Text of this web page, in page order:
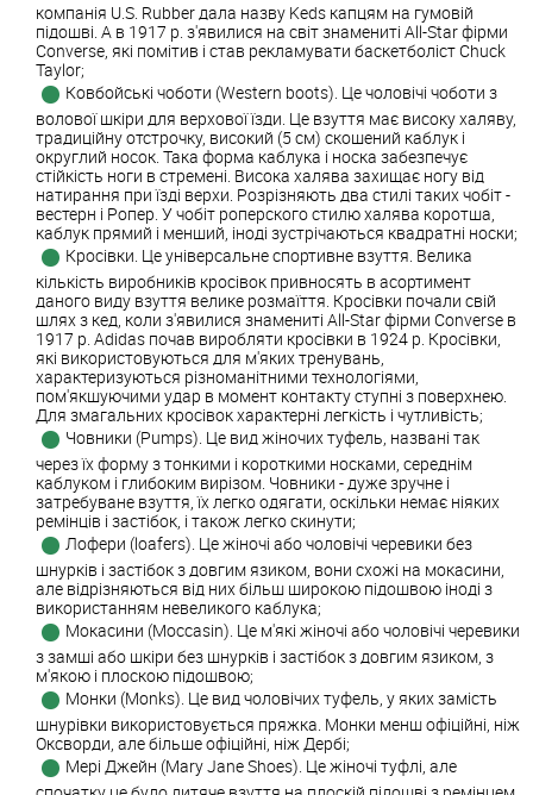
компанія U.S. Rubber дала назву Keds капцям на гумовій
підошві. А в 1917 р. з'явилися на світ знамениті All-Star фірми
Converse, які помітив і став рекламувати баскетболіст Chuck
Taylor;
Ковбойські чоботи (Western boots). Це чоловічі чоботи з
волової шкіри для верхової їзди. Це взуття має високу халяву,
традиційну отстрочку, високий (5 см) скошений каблук і
округлий носок. Така форма каблука і носка забезпечує
стійкість ноги в стремені. Висока халява захищає ногу від
натирання при їзді верхи. Розрізняють два стилі таких чобіт -
вестерн і Ропер. У чобіт роперского стилю халява коротша,
каблук прямий і менший, іноді зустрічаються квадратні носки;
Кросівки. Це універсальне спортивне взуття. Велика
кількість виробників кросівок привносять в асортимент
даного виду взуття велике розмаїття. Кросівки почали свій
шлях з кед, коли з'явилися знамениті All-Star фірми Converse в
1917 р. Adidas почав виробляти кросівки в 1924 р. Кросівки,
які використовуються для м'яких тренувань,
характеризуються різноманітними технологіями,
пом'якшуючими удар в момент контакту ступні з поверхнею.
Для змагальних кросівок характерні легкість і чутливість;
Човники (Pumps). Це вид жіночих туфель, названі так
через їх форму з тонкими і короткими носками, середнім
каблуком і глибоким вирізом. Човники - дуже зручне і
затребуване взуття, їх легко одягати, оскільки немає ніяких
ремінців і застібок, і також легко скинути;
Лофери (loafers). Це жіночі або чоловічі черевики без
шнурків і застібок з довгим язиком, вони схожі на мокасини,
але відрізняються від них більш широкою підошвою іноді з
використанням невеликого каблука;
Мокасини (Moccasin). Це м'які жіночі або чоловічі черевики
з замші або шкіри без шнурків і застібок з довгим язиком, з
м'якою і плоскою підошвою;
Монки (Monks). Це вид чоловічих туфель, у яких замість
шнурівки використовується пряжка. Монки менш офіційні, ніж
Оксворди, але більше офіційні, ніж Дербі;
Мері Джейн (Mary Jane Shoes). Це жіночі туфлі, але